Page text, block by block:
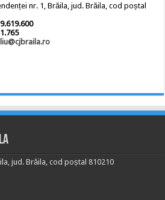
nr. 1, Brăila, jud. Brăila, cod poștal
jud. Brăila, cod poștal 810210